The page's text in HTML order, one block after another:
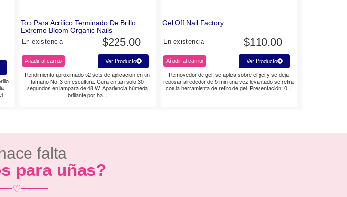
Top Para Acrílico Terminado De Brillo
Extremo Bloom Organic Nails
En existencia $225.00
Añadir al carrito
Ver Producto
Rendimiento aproximado 52 sets de aplicación en un
tamaño No. 3 en escultura. Cura en tan solo 30
segundos en lampara de 48 W. Apariencia húmeda
brillante por ha...
Gel Off Nail Factory
En existencia $110.00
Añadir al carrito
Ver Producto
Removedor de gel, se aplica sobre el gel y se deja
reposar alrededor de 5 min una vez levantado se retira
con la herramienta de retiro de gel. Presentación: 0...
falta
para uñas?
♡